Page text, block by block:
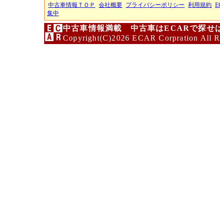
中古車情報ＴＯＰ 会社概要 プライバシーポリシー 利用規約
集中
中古車情報満載 中古車はECARで探せ
Copyright(C)2026 ECAR Corpration All